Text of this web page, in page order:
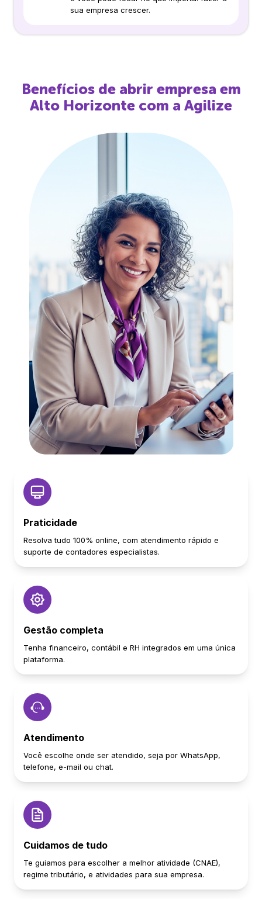
sua empresa crescer.
Benefícios de abrir empresa em
Alto Horizonte com a Agilize
Praticidade
Resolva tudo 100% online, com atendimento rápido e
suporte de contadores especialistas.
Gestão completa
Tenha financeiro, contábil e RH integrados em uma única
plataforma.
Atendimento
Você escolhe onde ser atendido, seja por WhatsApp,
telefone, e-mail ou chat.
Cuidamos de tudo
Te guiamos para escolher a melhor atividade (CNAE),
regime tributário, e atividades para sua empresa.